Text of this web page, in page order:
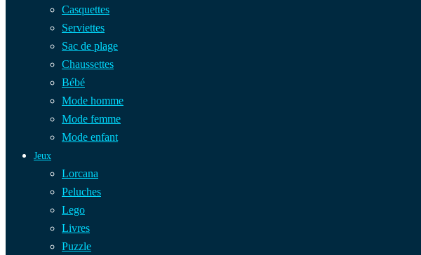
Casquettes
Serviettes
Sac de plage
Chaussettes
Bébé
Mode homme
Mode femme
Mode enfant
Jeux
Lorcana
Peluches
Lego
Livres
Puzzle